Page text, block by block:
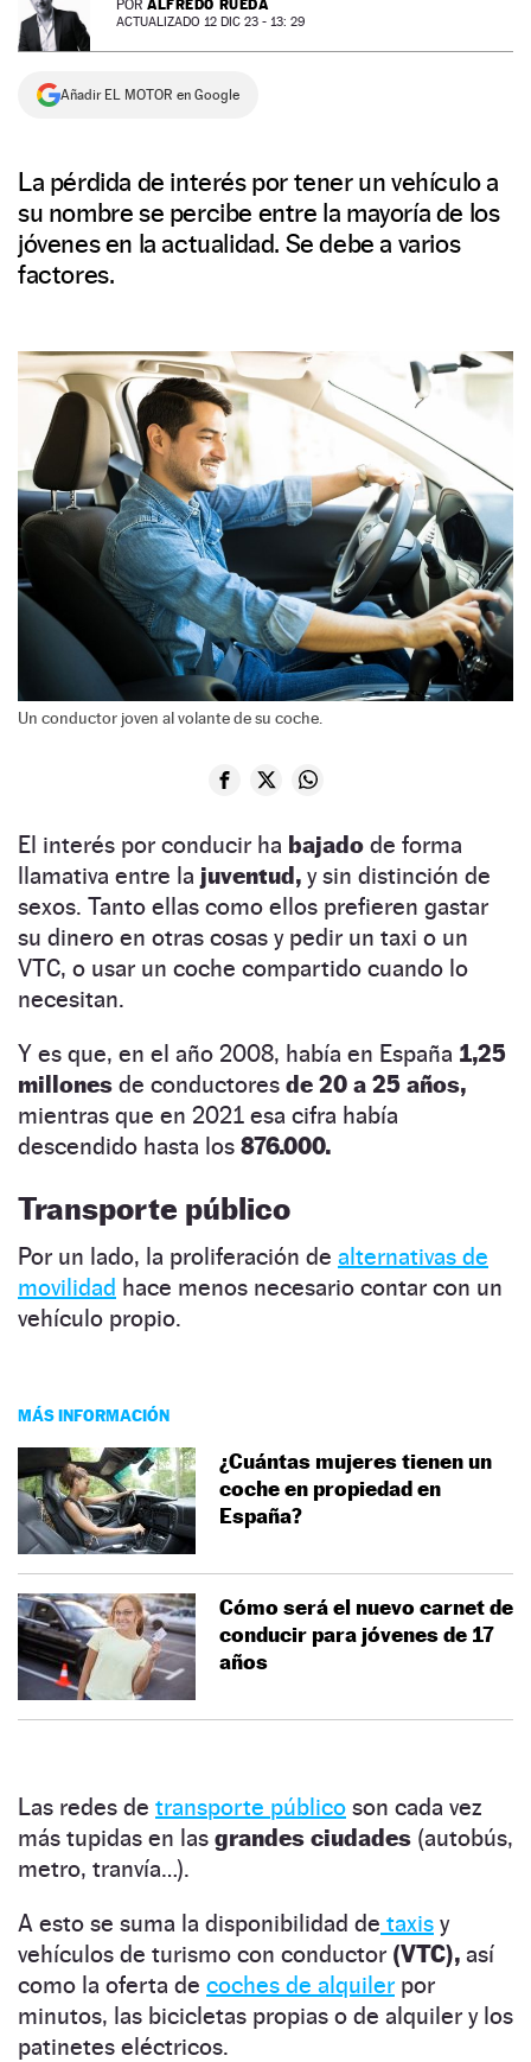
NEWSLETTER
SÍGUENOS
POR ALFREDO RUEDA
ACTUALIZADO 12 DIC 23 - 13: 29
Añadir EL MOTOR en Google
La pérdida de interés por tener un vehículo a
su nombre se percibe entre la mayoría de los
jóvenes en la actualidad. Se debe a varios
factores.
Un conductor joven al volante de su coche.
El interés por conducir ha bajado de forma
llamativa entre la juventud, y sin distinción de
sexos. Tanto ellas como ellos prefieren gastar
su dinero en otras cosas y pedir un taxi o un
VTC, o usar un coche compartido cuando lo
necesitan.
Y es que, en el año 2008, había en España 1,25
millones de conductores de 20 a 25 años,
mientras que en 2021 esa cifra había
descendido hasta los 876.000.
Transporte público
Por un lado, la proliferación de alternativas de
movilidad hace menos necesario contar con un
vehículo propio.
MÁS INFORMACIÓN
¿Cuántas mujeres tienen un
coche en propiedad en
España?
Cómo será el nuevo carnet de
conducir para jóvenes de 17
años
Las redes de transporte público son cada vez
más tupidas en las grandes ciudades (autobús,
metro, tranvía…).
A esto se suma la disponibilidad de taxis y
vehículos de turismo con conductor (VTC), así
como la oferta de coches de alquiler por
minutos, las bicicletas propias o de alquiler y los
patinetes eléctricos.